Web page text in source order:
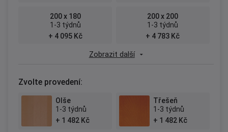
200 x 180
1-3 týdnů
+ 4 095 Kč
200 x 200
1-3 týdnů
+ 4 783 Kč
Zobrazit další
Zvolte provedení:
Olše
1-3 týdnů
+ 1 482 Kč
Třešeň
1-3 týdnů
+ 1 482 Kč